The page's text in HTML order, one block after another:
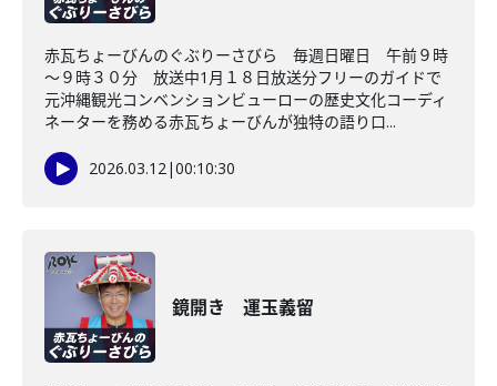
赤瓦ちょーびんのぐぶりーさびら 毎週日曜日 午前９時
～９時３０分 放送中1月１８日放送分フリーのガイドで
元沖縄観光コンベンションビューローの歴史文化コーディ
ネーターを務める赤瓦ちょーびんが独特の語り口...
2026.03.12|00:10:30
鏡開き 運玉義留